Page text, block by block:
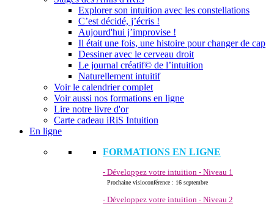
Explorer son intuition avec les constellations
C’est décidé, j’écris !
Aujourd'hui j’improvise !
Il était une fois, une histoire pour changer de cap
Dessiner avec le cerveau droit
Le journal créatif© de l’intuition
Naturellement intuitif
Voir le calendrier complet
Voir aussi nos formations en ligne
Lire notre livre d'or
Carte cadeau iRiS Intuition
En ligne
FORMATIONS EN LIGNE
- Développez votre intuition - Niveau 1
Prochaine visioconférence : 16 septembre
- Développez votre intuition - Niveau 2